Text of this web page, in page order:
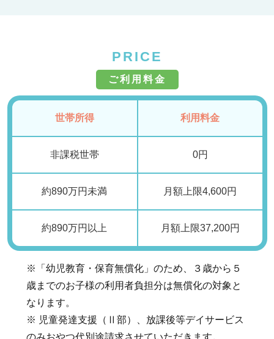
PRICE
ご利用料金
世帯所得 利用料金
非課税世帯 0円
約890万円未満 月額上限4,600円
約890万円以上 月額上限37,200円
※「幼児教育・保育無償化」のため、３歳から５
歳までのお子様の利用者負担分は無償化の対象と
なります。
※ 児童発達支援（Ⅱ部）、放課後等デイサービス
のみおやつ代別途請求させていただきます。